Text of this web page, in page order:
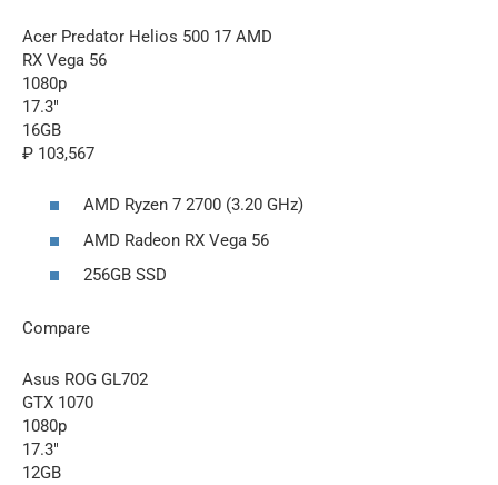
Acer Predator Helios 500 17 AMD
RX Vega 56
1080p
17.3″
16GB
₽ 103,567
AMD Ryzen 7 2700 (3.20 GHz)
AMD Radeon RX Vega 56
256GB SSD
Compare
Asus ROG GL702
GTX 1070
1080p
17.3″
12GB